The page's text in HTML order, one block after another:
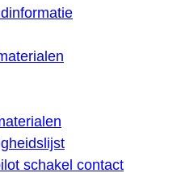
schakel contact